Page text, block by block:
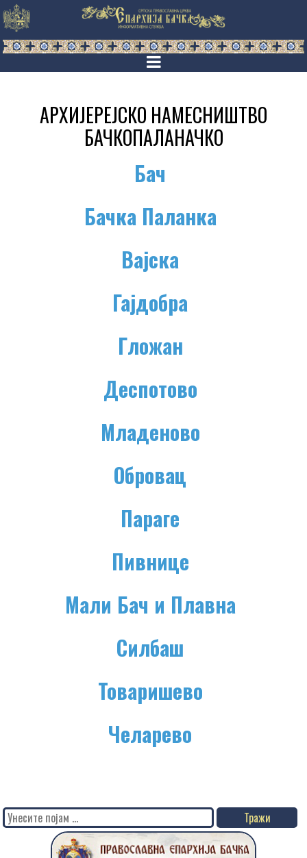
АРХИЈЕРЕЈСКО НАМЕСНИШТВО
БАЧКОПАЛАНАЧКО
Бач
Бачка Паланка
Вајска
Гајдобра
Гложан
Деспотово
Младеново
Обровац
Параге
Пивнице
Мали Бач и Плавна
Силбаш
Товаришево
Челарево
Search
for: